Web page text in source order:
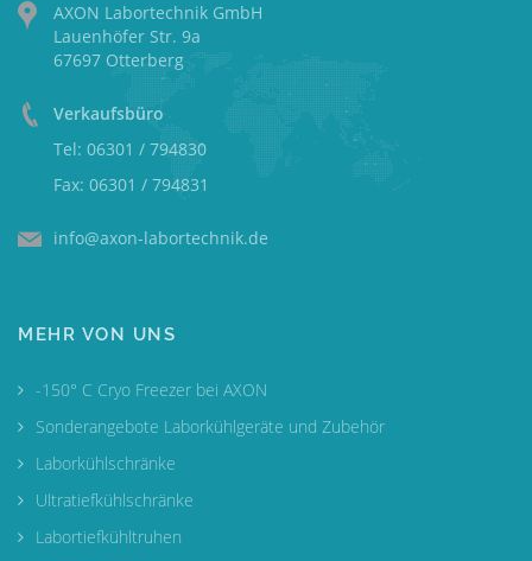
AXON Labortechnik GmbH
Lauenhöfer Str. 9a
67697 Otterberg
Verkaufsbüro
Tel: 06301 / 794830
Fax: 06301 / 794831
info@axon-labortechnik.de
MEHR VON UNS
-150° C Cryo Freezer bei AXON
Sonderangebote Laborkühlgeräte und Zubehör
Laborkühlschränke
Ultratiefkühlschränke
Labortiefkühltruhen